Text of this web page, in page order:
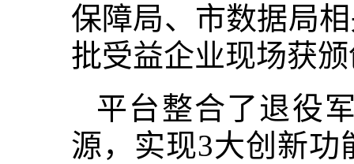
保障局、市数据局
批受益企业现场获
平台整合了退役
源，实现3大创新